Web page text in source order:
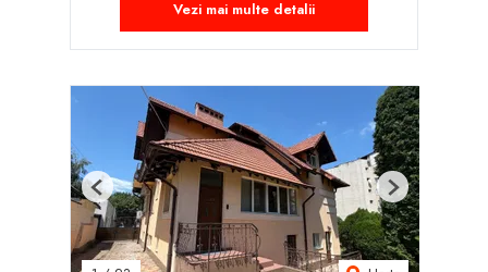
Vezi mai multe detalii
Previous Next